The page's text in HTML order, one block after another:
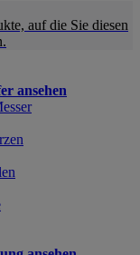
auf die Sie diesen
ansehen